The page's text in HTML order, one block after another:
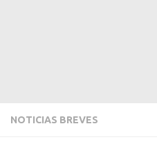
NOTICIAS BREVES